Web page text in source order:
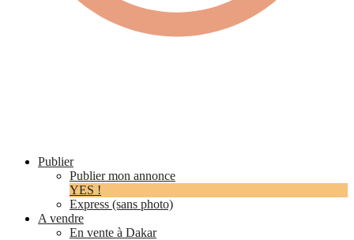
Publier
Publier mon annonce
YES !
Express (sans photo)
A vendre
En vente à Dakar